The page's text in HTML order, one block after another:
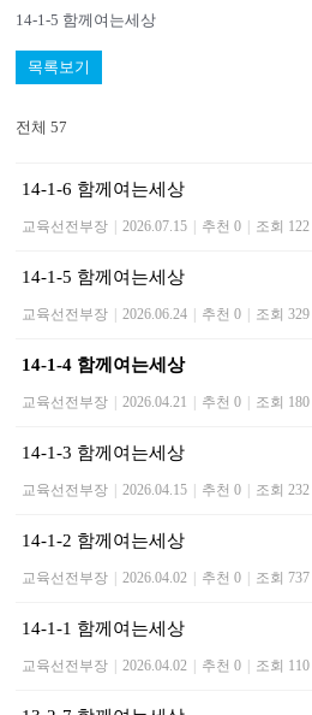
14-1-5 함께여는세상
목록보기
전체 57
14-1-6 함께여는세상
교육선전부장 2026.07.15 추천 0 조회 122
14-1-5 함께여는세상
교육선전부장 2026.06.24 추천 0 조회 329
14-1-4 함께여는세상
교육선전부장 2026.04.21 추천 0 조회 180
14-1-3 함께여는세상
교육선전부장 2026.04.15 추천 0 조회 232
14-1-2 함께여는세상
교육선전부장 2026.04.02 추천 0 조회 737
14-1-1 함께여는세상
교육선전부장 2026.04.02 추천 0 조회 110